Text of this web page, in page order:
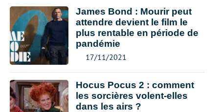
James Bond : Mourir peut
attendre devient le film le
plus rentable en période de
pandémie
17/11/2021
Hocus Pocus 2 : comment
les sorcières volent-elles
dans les airs ?